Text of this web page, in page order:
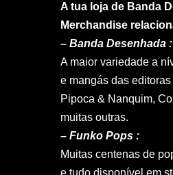
A tua loja de Banda
Merchandise
– Banda Desenhada :
A maior variedade a
e mangás das
Pipoca & Nanquim,
muitas outras.
– Funko Pops :
Muitas centenas de